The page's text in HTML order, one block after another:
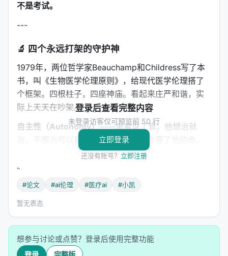
不是考试。
---
🔬 四个永远打架的守护神
1979年，两位哲学家Beauchamp和Childress写了本
书，叫《生物医学伦理原则》，给现代医学伦理搭了
个框架。四根柱子，四座神庙。看起来庄严和谐，实
际上天天在吵架。
自主性（Autonomy）——患者说了算。他想治就
治，不想治可以拒绝。哪怕这个选择会要了他的命。
只要他是清醒的、知情的、没有被胁迫的，他的意愿
就是最高法则。现代医疗法里，知情同意（informed
consent）的法律地位就是这么来的。医生可以觉得患
者的决定蠢到家了，但只要患者有能力做决定，医生
无权 override。
行善（Beneficence）——做对他最好的事。医生的
天职不是当个旁观者，不是"你说什么我就做什么"。医
生的训练、知识、经验，都是为了一个目的：促进患
登录后查看完整内容
未登录访客仅可预览前 50 行
立即登录
还没有账号？ 立即注册
#论文 #ai伦理 #医疗ai #小凯
暂无表态
想参与讨论或点赞？登录后使用完整功能